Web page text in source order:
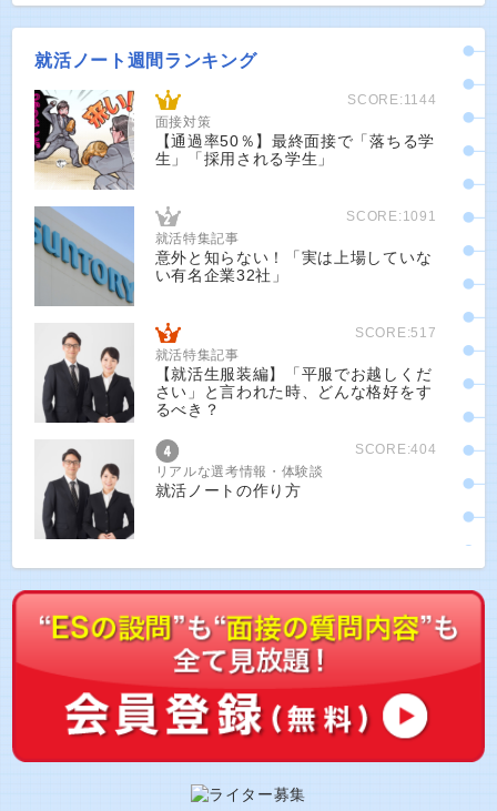
就活ノート週間ランキング
SCORE:1144
面接対策
【通過率50％】最終面接で「落ちる学
生」「採用される学生」
SCORE:1091
就活特集記事
意外と知らない！「実は上場していな
い有名企業32社」
SCORE:517
就活特集記事
【就活生服装編】「平服でお越しくだ
さい」と言われた時、どんな格好をす
るべき？
SCORE:404
リアルな選考情報・体験談
就活ノートの作り方